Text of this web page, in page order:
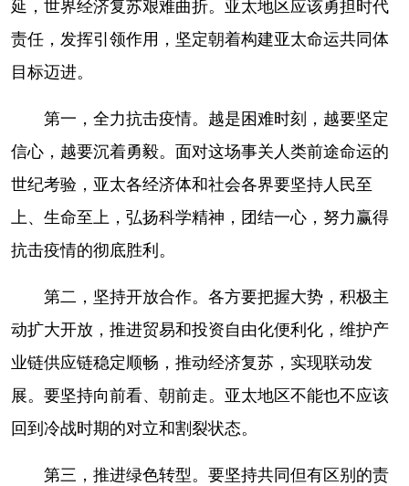
责任，发挥引领作用，坚定朝着构建亚太命运共同体
目标迈进。
第一，全力抗击疫情。越是困难时刻，越要坚定
信心，越要沉着勇毅。面对这场事关人类前途命运的
世纪考验，亚太各经济体和社会各界要坚持人民至
上、生命至上，弘扬科学精神，团结一心，努力赢得
抗击疫情的彻底胜利。
第二，坚持开放合作。各方要把握大势，积极主
动扩大开放，推进贸易和投资自由化便利化，维护产
业链供应链稳定顺畅，推动经济复苏，实现联动发
展。要坚持向前看、朝前走。亚太地区不能也不应该
回到冷战时期的对立和割裂状态。
第三，推进绿色转型。要坚持共同但有区别的责